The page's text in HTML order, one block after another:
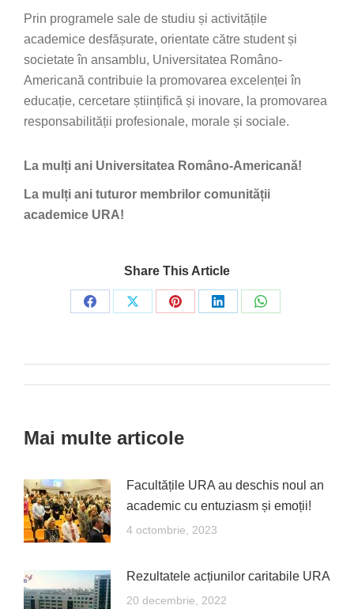
Prin programele sale de studiu și activitățile
academice desfășurate, orientate către student și
societate în ansamblu, Universitatea Româno-
Americană contribuie la promovarea excelenței în
educație, cercetare științifică și inovare, la promovarea
responsabilității profesionale, morale și sociale.
La mulți ani Universitatea Româno-Americană!
La mulți ani tuturor membrilor comunității
academice URA!
Share This Article
Share
Share
Share
Share
Share
Post
Mai multe articole
Facultățile URA au deschis noul an
academic cu entuziasm și emoții!
4 octombrie, 2023
Rezultatele acțiunilor caritabile URA
20 decembrie, 2022